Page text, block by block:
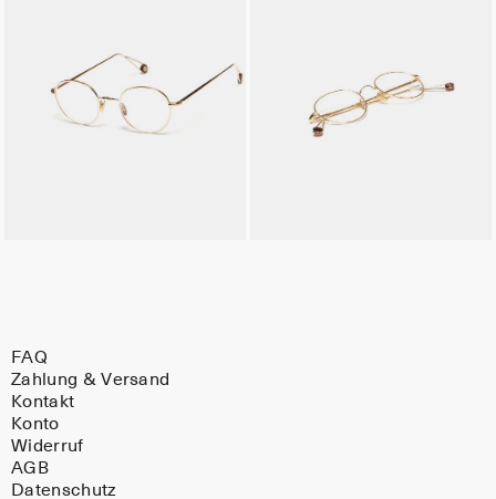
FAQ
Zahlung & Versand
Kontakt
Konto
Widerruf
AGB
Datenschutz